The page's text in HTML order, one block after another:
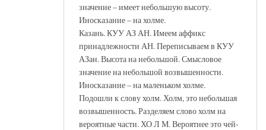
значение – имеет небольшую высоту.
Иносказание – на холме.
Казань. КУУ АЗ АН. Имеем аффикс
принадлежности АН. Переписываем в КУУ
АЗан. Высота на небольшой. Смысловое
значение на небольшой возвышенности.
Иносказание – на маленьком холме.
Подошли к слову холм. Холм, это небольшая
возвышенность. Разделяем слово холм на
вероятные части. ХО Л М. Вероятнее это чей-